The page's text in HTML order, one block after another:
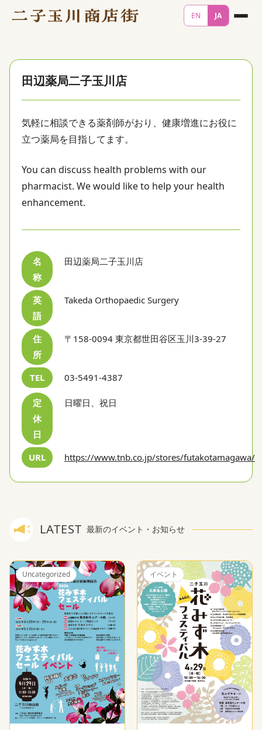
EN JA
田辺薬局二子玉川店
気軽に相談できる薬剤師がおり、健康増進にお役に
立つ薬局を目指してます。
You can discuss health problems with our
pharmacist. We would like to help your health
enhancement.
名
称
田辺薬局二子玉川店
英
語
Takeda Orthopaedic Surgery
住
所
〒158-0094 東京都世田谷区玉川3-39-27
TEL 03-5491-4387
定
休
日
日曜日、祝日
URL https://www.tnb.co.jp/stores/futakotamagawa/
LATEST 最新のイベント・お知らせ
Uncategorized イベント